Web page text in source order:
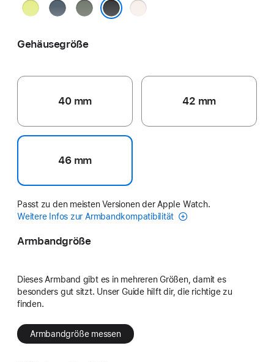
NeongelbMaritimblau
Grüngrau Blassrosa
Gehäusegröße
40 mm 42 mm
46 mm
Passt zu den meisten Versionen der Apple Watch.
Weitere Infos zur Armbandkompatibilität
Armbandgröße
Dieses Armband gibt es in mehreren Größen, damit es
besonders gut sitzt. Unser Guide hilft dir, die richtige zu
finden.
Armbandgröße messen